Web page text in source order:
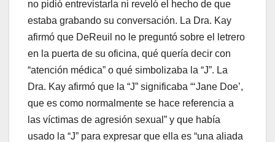
no pidió entrevistarla ni reveló el hecho de que
estaba grabando su conversación. La Dra. Kay
afirmó que DeReuil no le preguntó sobre el letrero
en la puerta de su oficina, qué quería decir con
“atención médica” o qué simbolizaba la “J”. La
Dra. Kay afirmó que la “J” significaba “‘Jane Doe’,
que es como normalmente se hace referencia a
las víctimas de agresión sexual” y que había
usado la “J” para expresar que ella es “una aliada